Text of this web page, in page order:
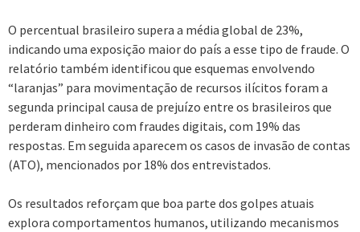
O percentual brasileiro supera a média global de 23%,
indicando uma exposição maior do país a esse tipo de fraude. O
relatório também identificou que esquemas envolvendo
“laranjas” para movimentação de recursos ilícitos foram a
segunda principal causa de prejuízo entre os brasileiros que
perderam dinheiro com fraudes digitais, com 19% das
respostas. Em seguida aparecem os casos de invasão de contas
(ATO), mencionados por 18% dos entrevistados.
Os resultados reforçam que boa parte dos golpes atuais
explora comportamentos humanos, utilizando mecanismos